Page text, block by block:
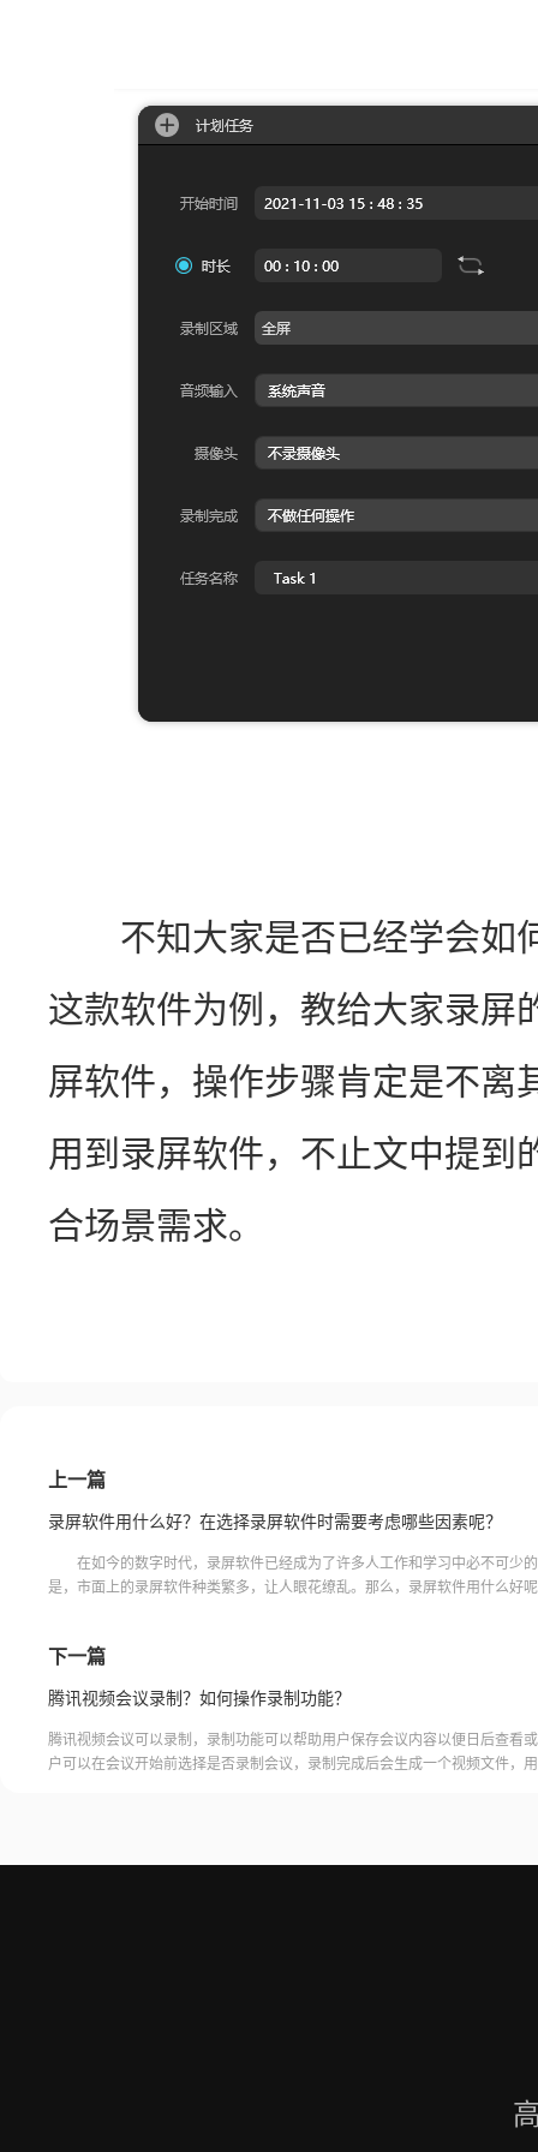
不知大家是否已经学会如
这款软件为例，教给大家录屏
屏软件，操作步骤肯定是不离
用到录屏软件，不止文中提到
合场景需求。
上一篇
录屏软件用什么好？在选择录屏软件时需要考虑哪些因素呢？
在如今的数字时代，录屏软件已经成为了许多人工作和学习中必不可少
是，市面上的录屏软件种类繁多，让人眼花缭乱。那么，录屏软件用什么好
下一篇
腾讯视频会议录制？如何操作录制功能？
腾讯视频会议可以录制，录制功能可以帮助用户保存会议内容以便日后查看
户可以在会议开始前选择是否录制会议，录制完成后会生成一个视频文件，